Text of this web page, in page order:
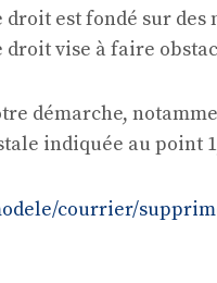
droit est fondé sur
droit vise à faire
démarche,
indiquée au
courrier/